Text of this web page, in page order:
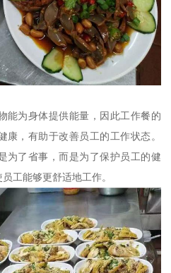
能为身体提供能量，因此工作餐的
，有助于改善员工的工作状态。
为了省事，而是为了保护员工的健
工能够更舒适地工作。